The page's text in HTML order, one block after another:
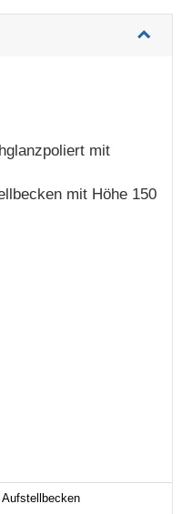
mit
mit Höhe 150
Aufstellbecken